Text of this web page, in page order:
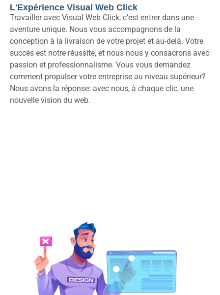
L'Expérience Visual Web Click
Travailler avec Visual Web Click, c’est entrer dans une
aventure unique. Nous vous accompagnons de la
conception à la livraison de votre projet et au-delà. Votre
succès est notre réussite, et nous nous y consacrons avec
passion et professionnalisme. Vous vous demandez
comment propulser votre entreprise au niveau supérieur?
Nous avons la réponse: avec nous, à chaque clic, une
nouvelle vision du web.